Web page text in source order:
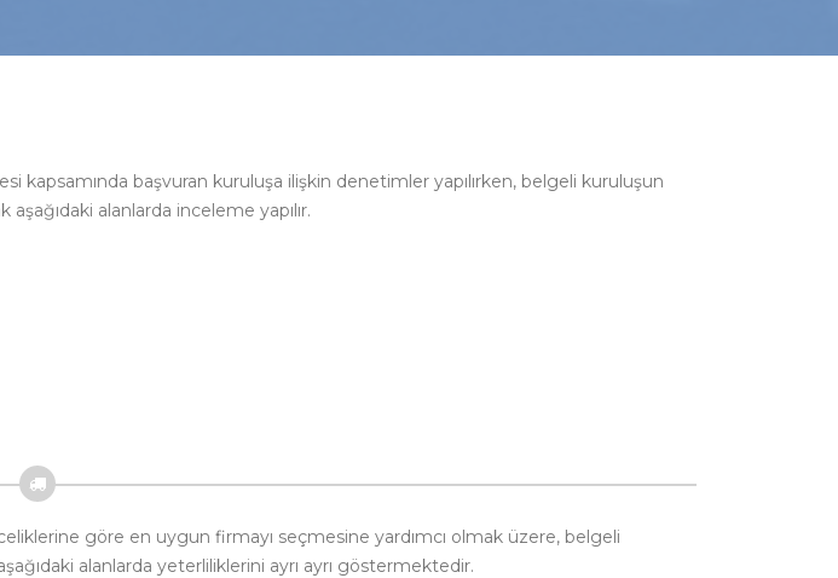
kapsamında başvuran kuruluşa ilişkin denetimler yapılırken, belgeli kuruluşun
alanlarda inceleme yapılır.
göre en uygun firmayı seçmesine yardımcı olmak üzere, belgeli
alanlarda yeterliliklerini ayrı ayrı göstermektedir.